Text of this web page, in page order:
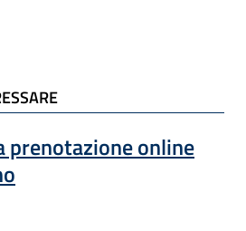
prenotazione online
una nuova finestra